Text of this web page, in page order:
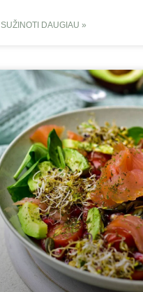
SUŽINOTI DAUGIAU »